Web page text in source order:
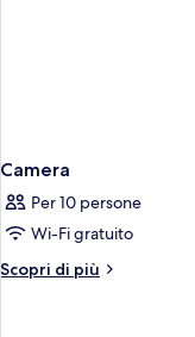
Camera
Per 10 persone
Wi-Fi gratuito
Scopri di più
Altri